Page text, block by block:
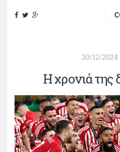
30/12/2024
Η χρονιά της